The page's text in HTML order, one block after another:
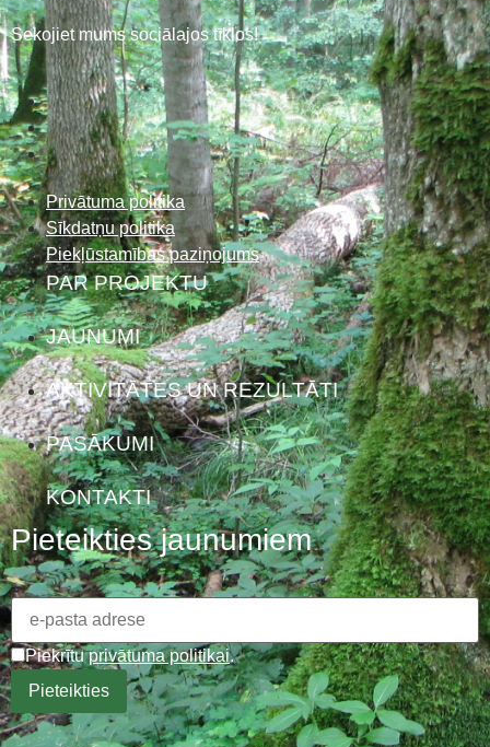
Sekojiet mums sociālajos tīklos!
Privātuma politika
Sīkdatņu politika
Piekļūstamības paziņojums
PAR PROJEKTU
JAUNUMI
AKTIVITĀTES UN REZULTĀTI
PASĀKUMI
KONTAKTI
Pieteikties jaunumiem
Piekrītuprivātuma politikai.